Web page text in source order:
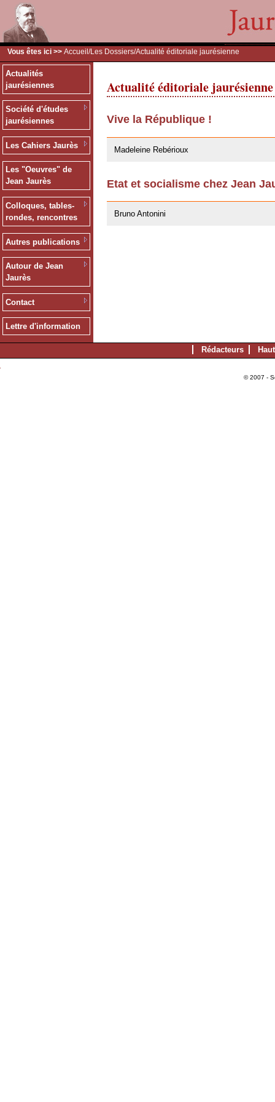
Vous êtes ici >> Accueil /Les Dossiers/Actualité éditoriale jaurésienne
Actualités
jaurésiennes
Société d'études
jaurésiennes
Les Cahiers Jaurès
Les "Oeuvres" de
Jean Jaurès
Colloques, tables-
rondes, rencontres
Autres publications
Autour de Jean
Jaurès
Contact
Lettre d'information
Actualité éditoriale jaurésienne
Vive la République !
Madeleine Rebérioux
Etat et socialisme chez Jean
Bruno Antonini
Rédacteurs
© 2007 -